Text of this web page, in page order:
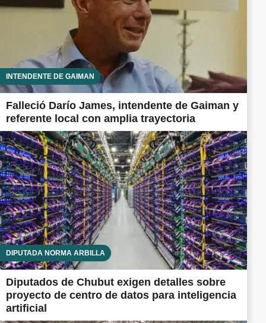
INTENDENTE DE GAIMAN
Falleció Darío James, intendente de Gaiman y
referente local con amplia trayectoria
DIPUTADA NORMA ARBILLA
Diputados de Chubut exigen detalles sobre
proyecto de centro de datos para inteligencia
artificial